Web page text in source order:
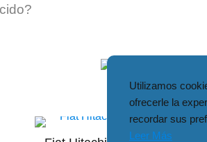
Hitachi Ata
Utilizamos
ofrecerle la
recordar sus
Leer Más